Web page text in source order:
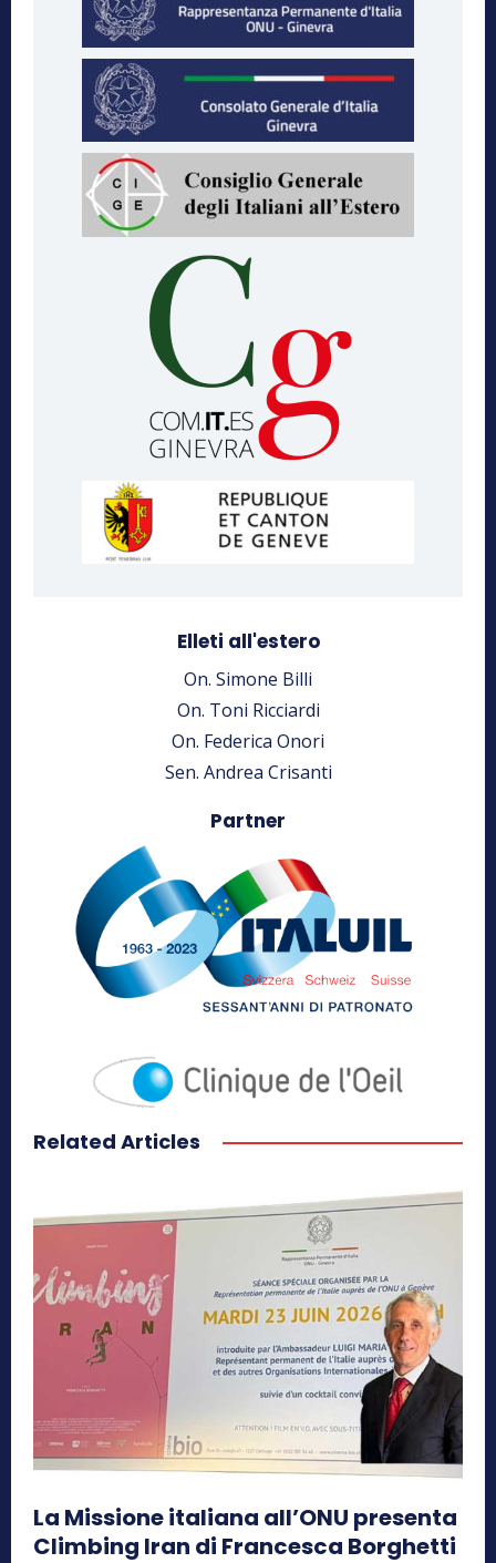
Elleti all'estero
On. Simone Billi
On. Toni Ricciardi
On. Federica Onori
Sen. Andrea Crisanti
Partner
Related Articles
La Missione italiana all’ONU presenta
Climbing Iran di Francesca Borghetti